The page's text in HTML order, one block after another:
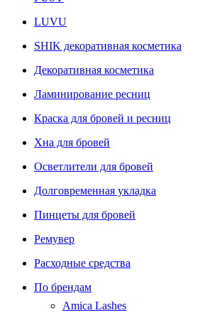
LUVU
SHIK декоративная косметика
Декоративная косметика
Ламинирование ресниц
Краска для бровей и ресниц
Хна для бровей
Осветлители для бровей
Долговременная укладка
Пинцеты для бровей
Ремувер
Расходные средства
По брендам
Amica Lashes